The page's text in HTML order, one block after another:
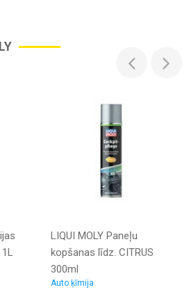
LIQUI MOLY Paneļu
kopšanas līdz. CITRUS
300ml
Auto ķīmija